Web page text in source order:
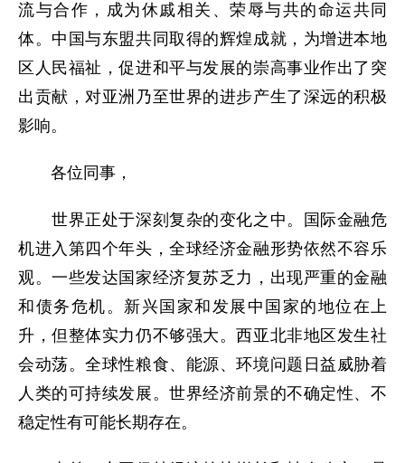
流与合作，成为休戚相关、荣辱与共的命运共同
体。中国与东盟共同取得的辉煌成就，为增进本地
区人民福祉，促进和平与发展的崇高事业作出了突
出贡献，对亚洲乃至世界的进步产生了深远的积极
影响。
各位同事，
世界正处于深刻复杂的变化之中。国际金融危
机进入第四个年头，全球经济金融形势依然不容乐
观。一些发达国家经济复苏乏力，出现严重的金融
和债务危机。新兴国家和发展中国家的地位在上
升，但整体实力仍不够强大。西亚北非地区发生社
会动荡。全球性粮食、能源、环境问题日益威胁着
人类的可持续发展。世界经济前景的不确定性、不
稳定性有可能长期存在。